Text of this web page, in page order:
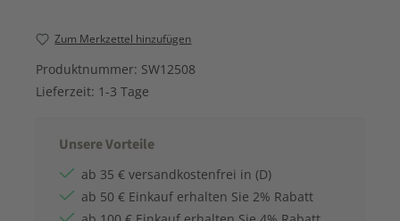
Zum Merkzettel hinzufügen
Produktnummer: SW12508
Lieferzeit: 1-3 Tage
Unsere Vorteile
ab 35 € versandkostenfrei in (D)
ab 50 € Einkauf erhalten Sie 2% Rabatt